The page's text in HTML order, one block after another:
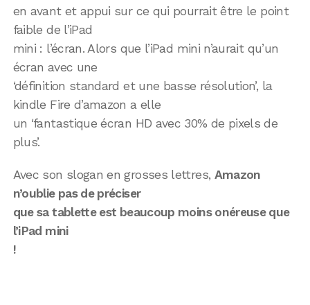
en avant et appui sur ce qui pourrait être le point
faible de l’iPad
mini : l’écran. Alors que l’iPad mini n’aurait qu’un
écran avec une
‘définition standard et une basse résolution’, la
kindle Fire d’amazon a elle
un ‘fantastique écran HD avec 30% de pixels de
plus’.
Avec son slogan en grosses lettres, Amazon
n’oublie pas de préciser
que sa tablette est beaucoup moins onéreuse que
l’iPad mini
!